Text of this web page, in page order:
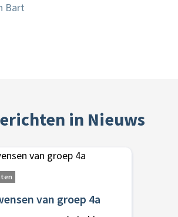
Bart
in Nieuws
van groep 4a